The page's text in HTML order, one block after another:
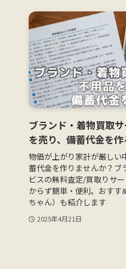
ブランド・着物買取
を売り、備蓄代金を作
物価が上がり家計が厳しい
蓄代金を作りませんか？ブ
ビスの無料査定/買取りサ
からず簡単・便利。おすす
ちゃん）も紹介します
2025年4月21日